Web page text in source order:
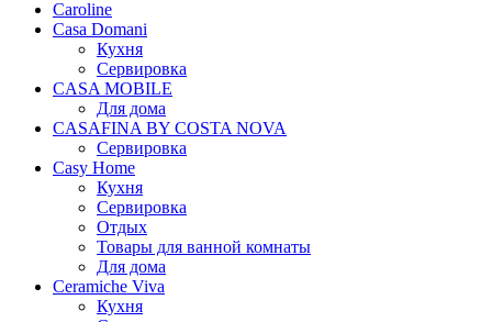
Caroline
Casa Domani
Кухня
Сервировка
CASA MOBILE
Для дома
CASAFINA BY COSTA NOVA
Сервировка
Casy Home
Кухня
Сервировка
Отдых
Товары для ванной комнаты
Для дома
Ceramiche Viva
Кухня